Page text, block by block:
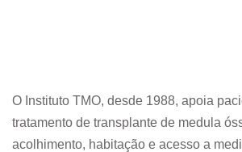
O Instituto TMO, desde 1988, apoia
tratamento de transplante de medula
acolhimento, habitação e acesso a